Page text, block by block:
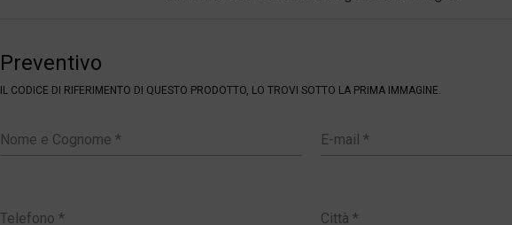
Preventivo
IL CODICE DI RIFERIMENTO DI QUESTO PRODOTTO, LO TROVI SOTTO LA PRIMA IMMAGINE.